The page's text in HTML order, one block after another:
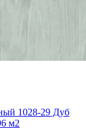
1028-29 Дуб
м2